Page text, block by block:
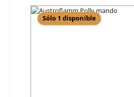
Sólo 1 disponible